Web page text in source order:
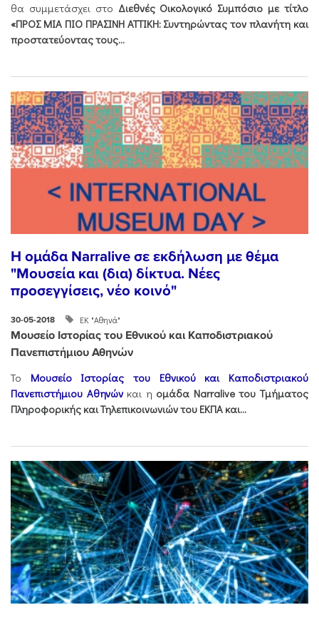
θα συμμετάσχει στο Διεθνές Οικολογικό Συμπόσιο με τίτλο
«ΠΡΟΣ ΜΙΑ ΠΙΟ ΠΡΑΣΙΝΗ ΑΤΤΙΚΗ: Συντηρώντας τον πλανήτη και
προστατεύοντας τους...
Η ομάδα Narralive σε εκδήλωση με θέμα
"Μουσεία και (δια) δίκτυα. Νέες
προσεγγίσεις, νέο κοινό"
30-05-2018 ΕΚ "Αθηνά"
Μουσείο Ιστορίας του Εθνικού και Καποδιστριακού
Πανεπιστήμιου Αθηνών
Το Μουσείο Ιστορίας του Εθνικού και Καποδιστριακού
Πανεπιστήμιου Αθηνώνκαι η ομάδα Narralive του Τμήματος
Πληροφορικής και Τηλεπικοινωνιών του ΕΚΠΑ και...